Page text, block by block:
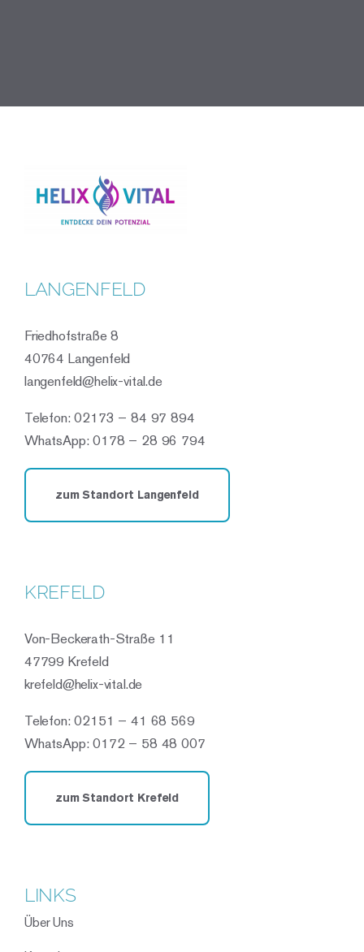
LANGENFELD
Friedhofstraße 8
40764 Langenfeld
langenfeld@helix-vital.de
Telefon: 02173 – 84 97 894
WhatsApp: 0178 – 28 96 794
zum Standort Langenfeld
KREFELD
Von-Beckerath-Straße 11
47799 Krefeld
krefeld@helix-vital.de
Telefon: 02151 – 41 68 569
WhatsApp: 0172 – 58 48 007
zum Standort Krefeld
LINKS
Über Uns